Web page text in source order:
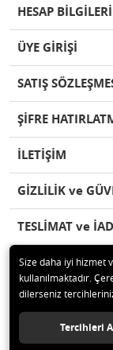
HESAP
ÜYE GİRİŞİ
SATIŞ
ŞİFRE
İLETİŞİM
GİZLİLİK ve
TESLİMAT ve
© 2020
Size daha iyi hizmet
kullanılmaktadır.
dilerseniz
Tercihleri